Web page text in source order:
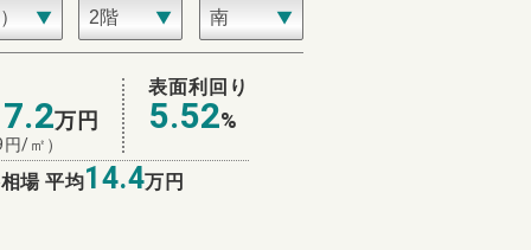
万円
円/㎡）
表面利回り
5.52%
場 平均14.4万円